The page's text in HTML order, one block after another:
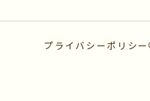
プライバシーポリシー